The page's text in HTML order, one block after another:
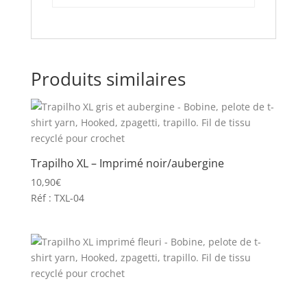
Produits similaires
Trapilho XL – Imprimé noir/aubergine
10,90€
Réf : TXL-04